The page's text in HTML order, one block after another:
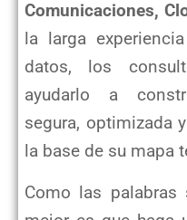
Comunicaciones,
la larga
datos, los
ayudarlo a
segura, optimizada
la base de su mapa
Como las